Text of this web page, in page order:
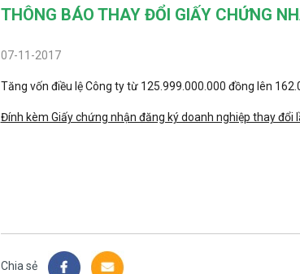
THÔNG BÁO THAY ĐỔI GIẤY CHỨNG
07-11-2017
Tăng vốn điều lệ Công ty từ 125.999.000.000 đồng lên
Đính kèm Giấy chứng nhận đăng ký doanh nghiệp thay đổi
Chia sẻ